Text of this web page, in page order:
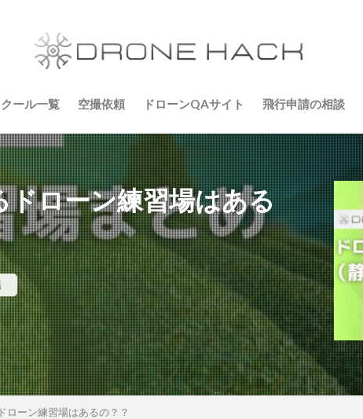
ール一覧 空撮依頼 ドローンQAサイト 飛行申請の相談
ローン練習場はある
ローン練習場はあるの？？